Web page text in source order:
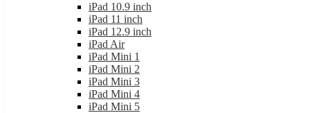
iPad 10.9 inch
iPad 11 inch
iPad 12.9 inch
iPad Air
iPad Mini 1
iPad Mini 2
iPad Mini 3
iPad Mini 4
iPad Mini 5